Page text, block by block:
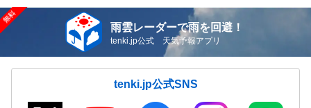
雨雲レーダーで雨を回避！
tenki.jp公式 天気予報アプリ
tenki.jp公式SNS